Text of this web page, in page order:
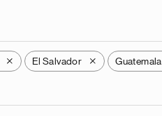
X El Salvador X Guatemala